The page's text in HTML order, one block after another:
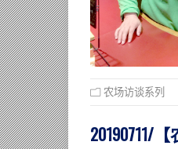
农场访谈系列
20190711/